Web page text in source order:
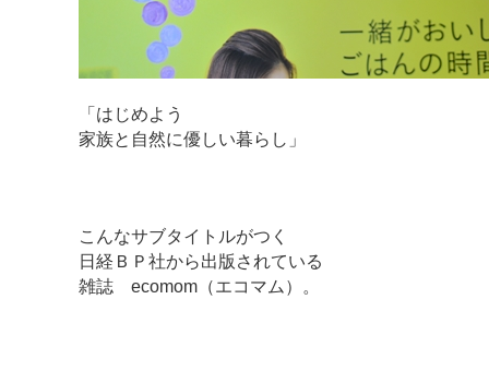
「はじめよう
家族と自然に優しい暮らし」
こんなサブタイトルがつく
日経ＢＰ社から出版されている
雑誌 ecomom（エコマム）。